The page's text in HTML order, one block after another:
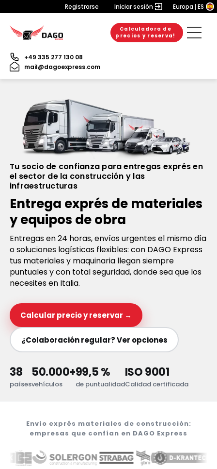
Registrarse Iniciar sesión Europa ES
Calculadora de
precios y reserva!
+49 335 277 130 08
mail@dagoexpress.com
Tu socio de confianza para entregas exprés en
el sector de la construcción y las
infraestructuras
Entrega exprés de materiales
y equipos de obra
Entregas en 24 horas, envíos urgentes el mismo día
o soluciones logísticas flexibles: con DAGO Express
tus materiales y maquinaria llegan siempre
puntuales y con total seguridad, donde sea que los
necesites en Italia.
Calcular precio y reservar →
¿Colaboración regular? Ver opciones
38
países
50.000+
vehículos
99,5 %
de puntualidad
ISO 9001
Calidad certificada
Envío exprés materiales de construcción:
empresas que confían en DAGO Express